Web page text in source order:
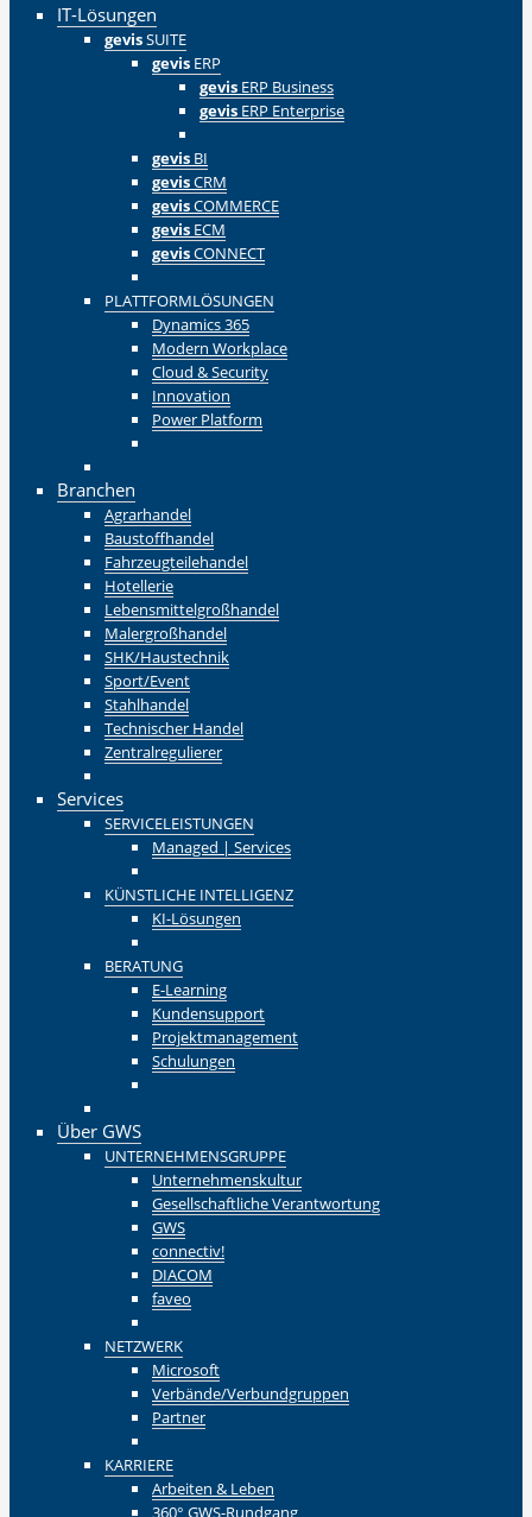
IT-Lösungen
gevisSUITE
gevis ERP
gevis ERP Business
gevis ERP Enterprise
gevis BI
gevisCRM
gevisCOMMERCE
gevis ECM
gevisCONNECT
PLATTFORMLÖSUNGEN
Dynamics 365
Modern Workplace
Cloud & Security
Innovation
Power Platform
Branchen
Agrarhandel
Baustoffhandel
Fahrzeugteilehandel
Hotellerie
Lebensmittelgroßhandel
Malergroßhandel
SHK/Haustechnik
Sport/Event
Stahlhandel
Technischer Handel
Zentralregulierer
Services
SERVICELEISTUNGEN
Managed | Services
KÜNSTLICHE INTELLIGENZ
KI-Lösungen
BERATUNG
E-Learning
Kundensupport
Projektmanagement
Schulungen
Über GWS
UNTERNEHMENSGRUPPE
Unternehmenskultur
Gesellschaftliche Verantwortung
GWS
connectiv!
DIACOM
faveo
NETZWERK
Microsoft
Verbände/Verbundgruppen
Partner
KARRIERE
Arbeiten & Leben
360° GWS-Rundgang